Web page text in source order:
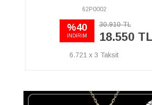
04P0169
%40
İNDİRİM
37.630 TL
22.580
8.181 x 3